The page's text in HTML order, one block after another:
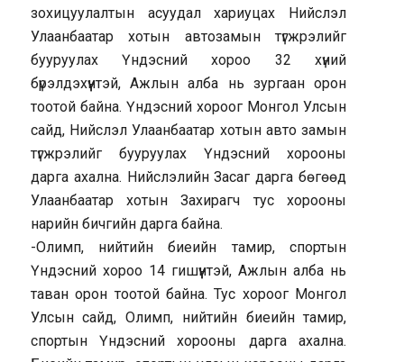
зохицуулалтын асуудал хариуцах Нийслэл
Улаанбаатар хотын автозамын түгжрэлийг
бууруулах Үндэсний хороо 32 хүний
бүрэлдэхүүнтэй, Ажлын алба нь зургаан орон
тоотой байна. Үндэсний хороог Монгол Улсын
сайд, Нийслэл Улаанбаатар хотын авто замын
түгжрэлийг бууруулах Үндэсний хорооны
дарга ахална. Нийслэлийн Засаг дарга бөгөөд
Улаанбаатар хотын Захирагч тус хорооны
нарийн бичгийн дарга байна.
-Олимп, нийтийн биеийн тамир, спортын
Үндэсний хороо 14 гишүүнтэй, Ажлын алба нь
таван орон тоотой байна. Тус хороог Монгол
Улсын сайд, Олимп, нийтийн биеийн тамир,
спортын Үндэсний хорооны дарга ахална.